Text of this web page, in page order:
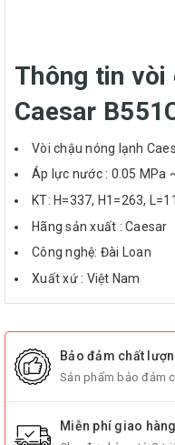
Thông tin vòi
Caesar
Vòi chậu nóng lạnh
Áp lực nước : 0.05 MPa
KT: H=337, H1=263,
Hãng sản xuất : Caesar
Công nghệ: Đài Loan
Xuất xứ : Việt Nam
Bảo đảm chất
Sản phẩm bảo đảm
Miễn phí giao hàng